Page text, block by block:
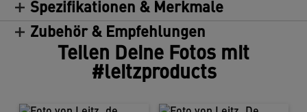
Spezifikationen & Merkmale
Zubehör & Empfehlungen
Teilen Deine Fotos mit
#leitzproducts